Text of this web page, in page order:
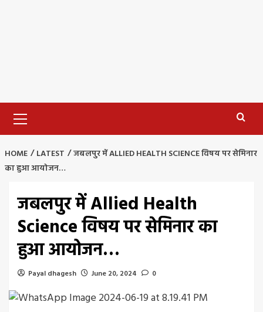
Menu
HOME LATEST
जबलपुर में ALLIED HEALTH SCIENCE विषय पर सेमिनार
का हुआ आयोजन…
जबलपुर में Allied Health
Science विषय पर सेमिनार का
हुआ आयोजन…
Payal dhagesh June 20, 2024 0